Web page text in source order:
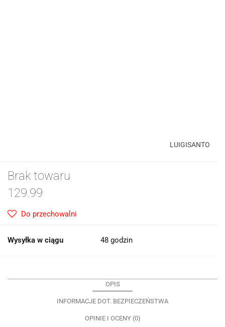
LUIGISANTO
Brak towaru
129.99
Do przechowalni
Wysyłka w ciągu 48 godzin
OPIS
INFORMACJE DOT. BEZPIECZEŃSTWA
OPINIE I OCENY (0)